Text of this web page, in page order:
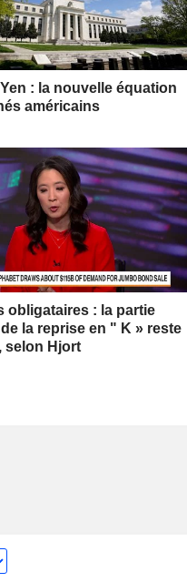
: la nouvelle équation
américains
obligataires : la partie
la reprise en " K » reste
selon Hjort